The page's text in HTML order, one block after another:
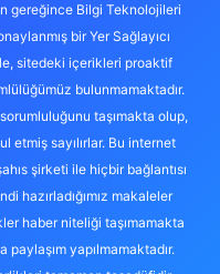
gereğince Bilgi Teknolojileri
bir Yer Sağlayıcı
sitedeki içerikleri proaktif
bulunmamaktadır.
taşımakta olup,
etmiş sayılırlar. Bu internet
şirketi ile hiçbir bağlantısı
hazırladığımız makaleler
haber niteliği taşımamakta
yapılmamaktadır.